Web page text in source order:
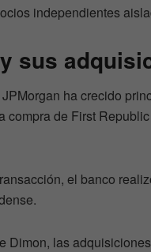
independientes
sus
ha crecido
compra de First
el banco
Dimon, las